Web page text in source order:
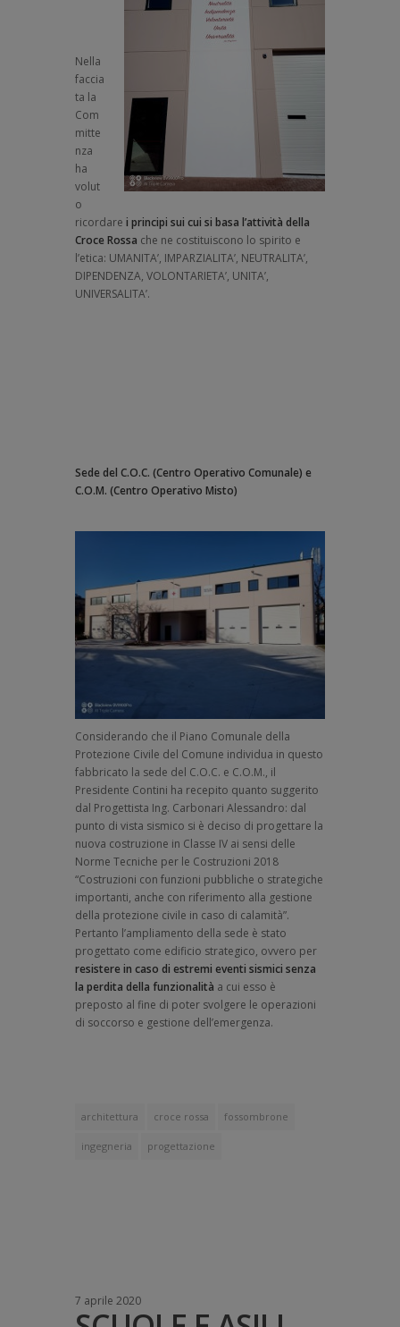
Nella
faccia
ta la
Com
mitte
nza
ha
volut
o
ricordare i principi sui cui si basa l’attività della
Croce Rossa che ne costituiscono lo spirito e
l’etica: UMANITA’, IMPARZIALITA’, NEUTRALITA’,
DIPENDENZA, VOLONTARIETA’, UNITA’,
UNIVERSALITA’.
Sede del C.O.C. (Centro Operativo Comunale) e
C.O.M. (Centro Operativo Misto)
Considerando che il Piano Comunale della
Protezione Civile del Comune individua in questo
fabbricato la sede del C.O.C. e C.O.M., il
Presidente Contini ha recepito quanto suggerito
dal Progettista Ing. Carbonari Alessandro: dal
punto di vista sismico si è deciso di progettare la
nuova costruzione in Classe IV ai sensi delle
Norme Tecniche per le Costruzioni 2018
“Costruzioni con funzioni pubbliche o strategiche
importanti, anche con riferimento alla gestione
della protezione civile in caso di calamità”.
Pertanto l’ampliamento della sede è stato
progettato come edificio strategico, ovvero per
resistere in caso di estremi eventi sismici senza
la perdita della funzionalità a cui esso è
preposto al fine di poter svolgere le operazioni
di soccorso e gestione dell’emergenza.
architettura croce rossa fossombrone
ingegneria progettazione
7 aprile 2020